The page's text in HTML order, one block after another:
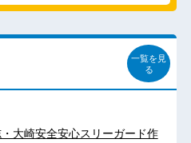
一覧を見
る
大崎安全安心スリーガード作